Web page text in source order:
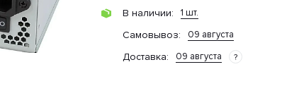
В наличии: 1 шт.
Cамовывоз: 09 августа
Доставка: 09 августа ?